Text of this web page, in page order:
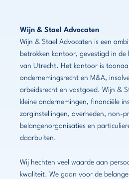
Wijn & Stael Advocaten
Wijn & Stael Advocaten is een
betrokken kantoor, gevestigd in de
van Utrecht. Het kantoor is
ondernemingsrecht en M&A,
arbeidsrecht en vastgoed. Wijn &
kleine ondernemingen, financiële
zorginstellingen, overheden, non-
belangenorganisaties en
daarbuiten.
Wij hechten veel waarde aan
kwaliteit. We gaan voor de